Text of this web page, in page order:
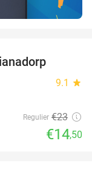
9.1 star
Regulier €23
€14,50